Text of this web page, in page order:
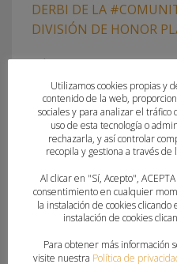
DERBI DE LA
DIVISIÓN DE HONOR
Fertiberia Puerto de
Servigroup Benidorm La
vivirá este domingo un derbi
emoción en el Pabellón de
Fertiberia Puerto de
Servigroup Benidorm el
las 18:00 horas. Fertiberia
PUBLICADO EN CLUBES
Utilizamos cookies propias y
contenido de la web,
sociales y para analizar el
uso de esta tecnología o
rechazarla, y así controlar
recopila y gestiona a través de
Al clicar en "Sí, Acepto",
consentimiento en cualquier
la instalación de cookies clicando
instalación de cookies
Para obtener más información
visite nuestra Política de